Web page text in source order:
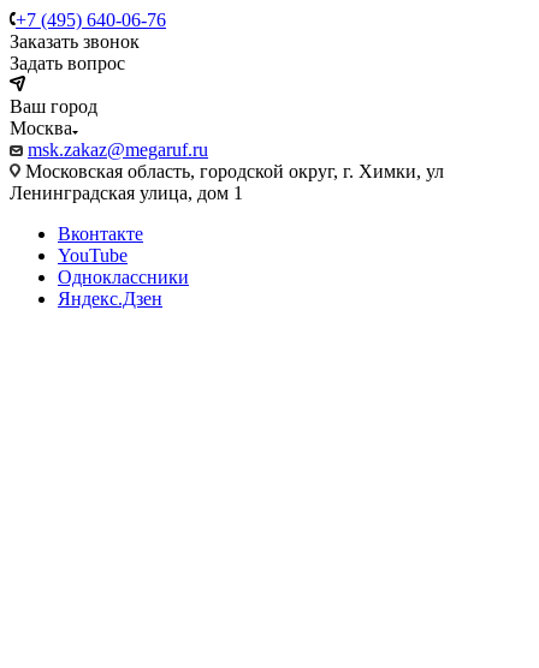
+7 (495) 640-06-76
Заказать звонок
Задать вопрос
Ваш город
Москва
msk.zakaz@megaruf.ru
Московская область, городской округ, г. Химки, ул
Ленинградская улица, дом 1
Вконтакте
YouTube
Одноклассники
Яндекс.Дзен